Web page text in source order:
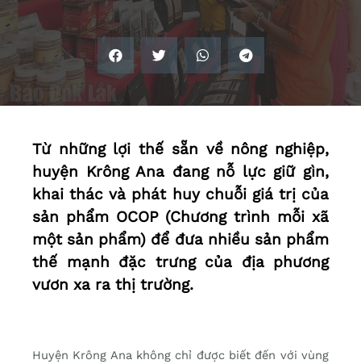
Từ những lợi thế sẵn về nông nghiệp,
huyện Krông Ana đang nỗ lực giữ gìn,
khai thác và phát huy chuỗi giá trị của
sản phẩm OCOP (Chương trình mỗi xã
một sản phẩm) để đưa nhiều sản phẩm
thế mạnh đặc trưng của địa phương
vươn xa ra thị trường.
Huyện Krông Ana không chỉ được biết đến với vùng